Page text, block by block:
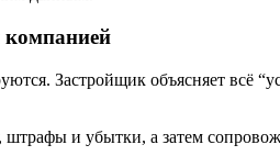
Застройщик объясняет всё
и убытки, а затем